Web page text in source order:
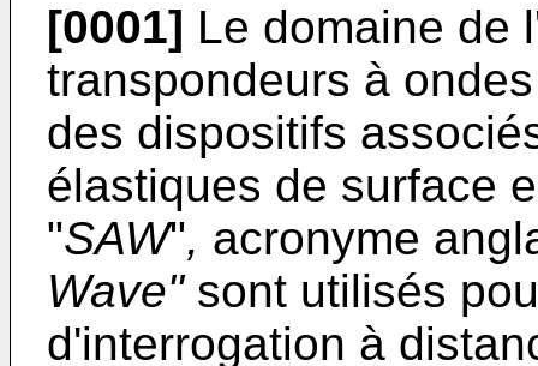
[0001] Le domaine de
transpondeurs à
des dispositifs
élastiques de surface
"SAW", acronyme
Wave"sont utilisés
d'interrogation à